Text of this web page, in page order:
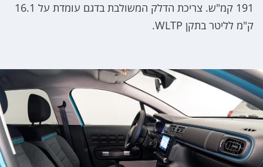
191 קמ"ש. צריכת הדלק המשולבת בדגם עומדת על 16.1
ק"מ לליטר בתקן WLTP.